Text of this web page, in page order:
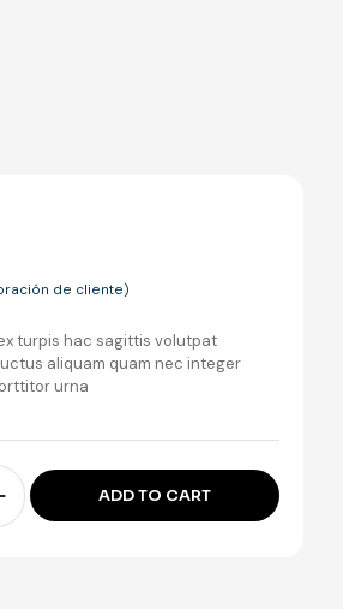
de cliente)
turpis hac sagittis volutpat
aliquam quam nec integer
urna
ADD TO CART